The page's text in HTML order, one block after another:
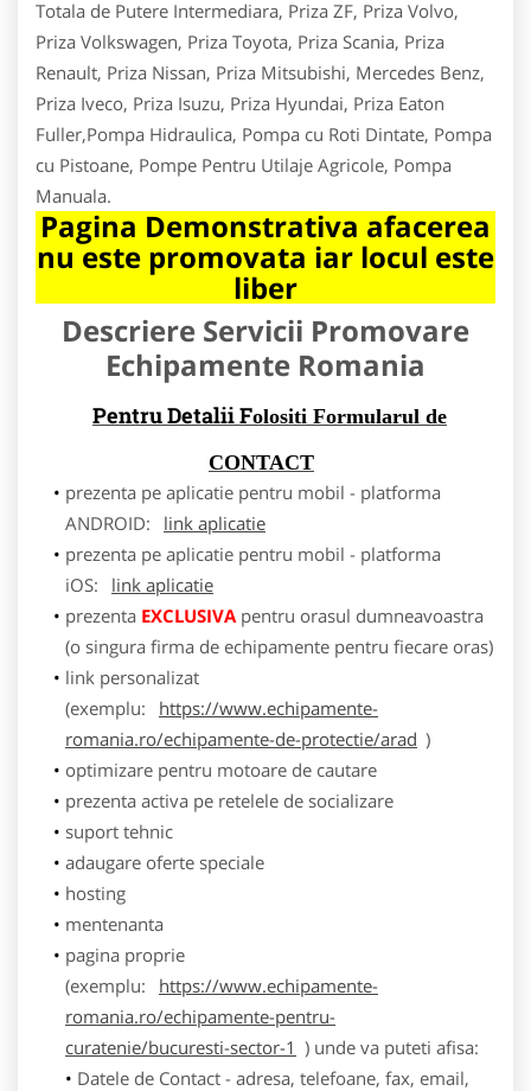
Totala de Putere Intermediara, Priza ZF, Priza Volvo,
Priza Volkswagen, Priza Toyota, Priza Scania, Priza
Renault, Priza Nissan, Priza Mitsubishi, Mercedes Benz,
Priza Iveco, Priza Isuzu, Priza Hyundai, Priza Eaton
Fuller,Pompa Hidraulica, Pompa cu Roti Dintate, Pompa
cu Pistoane, Pompe Pentru Utilaje Agricole, Pompa
Manuala.
Pagina Demonstrativa afacerea
nu este promovata iar locul este
liber
Descriere Servicii Promovare
Echipamente Romania
Pentru Detalii Folositi Formularul de
CONTACT
prezenta pe aplicatie pentru mobil - platforma
ANDROID:
link aplicatie
prezenta pe aplicatie pentru mobil - platforma
iOS:
link aplicatie
prezenta EXCLUSIVApentru orasul dumneavoastra
(o singura firma de echipamente pentru fiecare oras)
link personalizat
(exemplu:
https://www.echipamente-
romania.ro/echipamente-de-protectie/arad )
optimizare pentru motoare de cautare
prezenta activa pe retelele de socializare
suport tehnic
adaugare oferte speciale
hosting
mentenanta
pagina proprie
(exemplu:
https://www.echipamente-
romania.ro/echipamente-pentru-
curatenie/bucuresti-sector-1 ) unde va puteti afisa:
Datele de Contact - adresa, telefoane, fax, email,